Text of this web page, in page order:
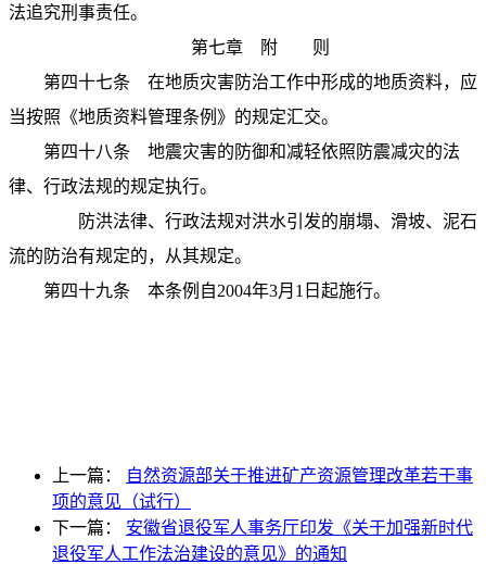
法追究刑事责任。
第七章 附 则
第四十七条 在地质灾害防治工作中形成的地质资料，应
当按照《地质资料管理条例》的规定汇交。
第四十八条 地震灾害的防御和减轻依照防震减灾的法
律、行政法规的规定执行。
防洪法律、行政法规对洪水引发的崩塌、滑坡、泥石
流的防治有规定的，从其规定。
第四十九条 本条例自2004年3月 1 日起施行。
上一篇：
自然资源部关于推进矿产资源管理改革若干事
项的意见（试行）
下一篇：
安徽省退役军人事务厅印发《关于加强新时代
退役军人工作法治建设的意见》的通知